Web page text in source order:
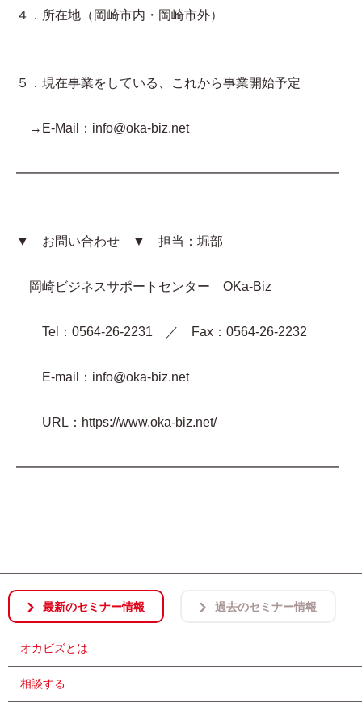
４．所在地（岡崎市内・岡崎市外）
５．現在事業をしている、これから事業開始予定
→E-Mail：info@oka-biz.net
━━━━━━━━━━━━━━━━━━━━━━━━━
▼ お問い合わせ ▼ 担当：堀部
岡崎ビジネスサポートセンター OKa-Biz
Tel：0564-26-2231 ／ Fax：0564-26-2232
E-mail：info@oka-biz.net
URL：https://www.oka-biz.net/
━━━━━━━━━━━━━━━━━━━━━━━━━
最新のセミナー情報 過去のセミナー情報
オカビズとは
相談する